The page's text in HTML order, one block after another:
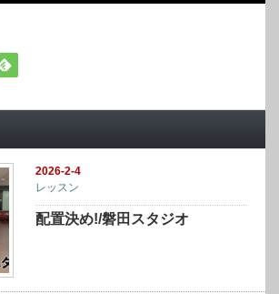
2026-2-4
レッスン
配置決め!/磐田スタジオ